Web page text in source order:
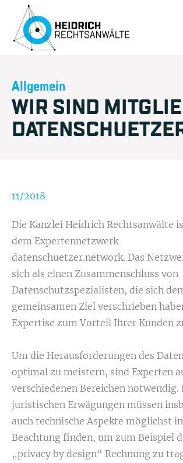
Allgemein
WIR SIND
11/2018
Die Kanzlei Heidrich Rechtsanwälte
dem Expertennetzwerk
datenschuetzer.network. Das
sich als einen Zusammenschluss von
Datenschutzspezialisten, die sich
gemeinsamen Ziel verschrieben
Expertise zum Vorteil Ihrer Kunden
Um die Herausforderungen des
optimal zu meistern, sind Experten
verschiedenen Bereichen notwendig.
juristischen Erwägungen müssen
auch technische Aspekte möglichst
Beachtung finden, um zum Beispiel
„privacy by design“ Rechnung zu